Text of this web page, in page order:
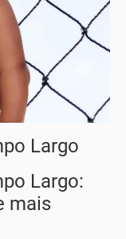
Largo
Largo:
mais